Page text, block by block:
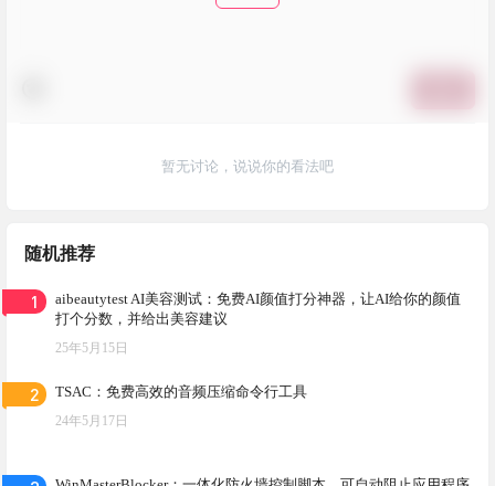
暂无讨论，说说你的看法吧
随机推荐
1
aibeautytest AI美容测试：免费AI颜值打分神器，让AI给你的颜值
打个分数，并给出美容建议
25年5月15日
2 TSAC：免费高效的音频压缩命令行工具
24年5月17日